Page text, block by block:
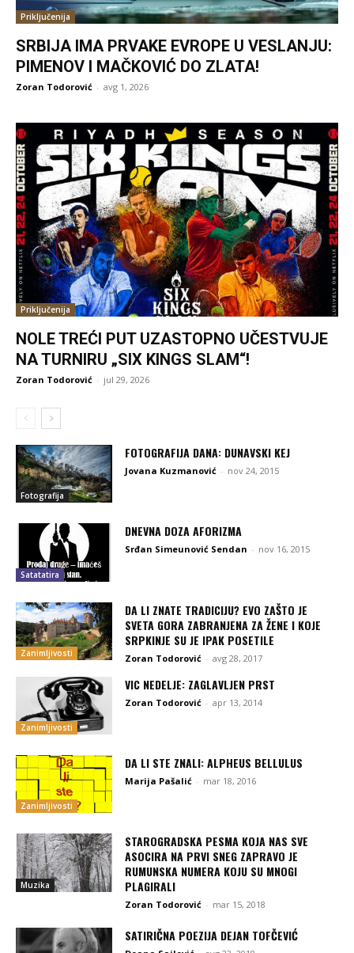
Priključenija
SRBIJA IMA PRVAKE EVROPE U VESLANJU:
PIMENOV I MAČKOVIĆ DO ZLATA!
Zoran Todorović - avg 1, 2026
Priključenija
NOLE TREĆI PUT UZASTOPNO UČESTVUJE
NA TURNIRU „SIX KINGS SLAM“!
Zoran Todorović - jul 29, 2026
Fotografija
FOTOGRAFIJA DANA: DUNAVSKI KEJ
Jovana Kuzmanović - nov 24, 2015
Satatatira
DNEVNA DOZA AFORIZMA
Srđan Simeunović Sendan - nov 16, 2015
Zanimljivosti
DA LI ZNATE TRADICIJU? EVO ZAŠTO JE
SVETA GORA ZABRANJENA ZA ŽENE I KOJE
SRPKINJE SU JE IPAK POSETILE
Zoran Todorović - avg 28, 2017
Zanimljivosti
VIC NEDELJE: ZAGLAVLJEN PRST
Zoran Todorović - apr 13, 2014
Zanimljivosti
DA LI STE ZNALI: ALPHEUS BELLULUS
Marija Pašalić - mar 18, 2016
Muzika
STAROGRADSKA PESMA KOJA NAS SVE
ASOCIRA NA PRVI SNEG ZAPRAVO JE
RUMUNSKA NUMERA KOJU SU MNOGI
PLAGIRALI
Zoran Todorović - mar 15, 2018
SATIRIČNA POEZIJA DEJAN TOFČEVIĆ